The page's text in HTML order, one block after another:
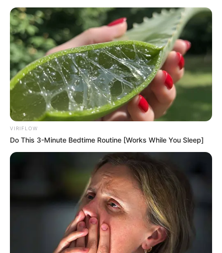
au
contenu AU PETIT PARIEUR
Pronostic Gratuit du Tiercé Quinté PMU du jour
Menu
PRONOSTIC QUINTÉ GNT 2ÈME ÉTAPE 25-
VIRIFLOW
Do This 3-Minute Bedtime Routine [Works While You Sleep]